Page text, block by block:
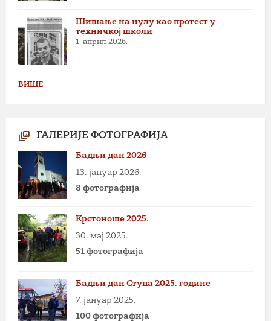
Шишање на нулу као протест у
техничкој школи
1. април 2026.
ВИШЕ
ГАЛЕРИЈЕ ФОТОГРАФИЈА
Бадњи дан 2026
13. јануар 2026.
8 фотографија
Крстоноше 2025.
30. мај 2025.
51 фотографија
Бадњи дан Ступа 2025. године
7. јануар 2025.
100 фотографија